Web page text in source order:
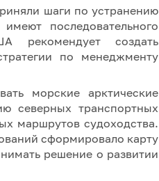
шаги по устранению
последовательного
рекомендует создать
по менеджменту
морские арктические
северных транспортных
маршрутов судоходства.
сформировало карту
решение о развитии